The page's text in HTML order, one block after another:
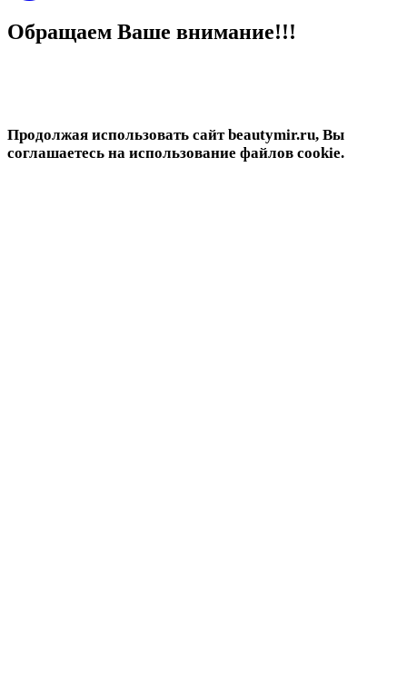
Обращаем Ваше внимание!!!
Продолжая использовать сайт beautymir.ru, Вы
соглашаетесь на использование файлов cookie.